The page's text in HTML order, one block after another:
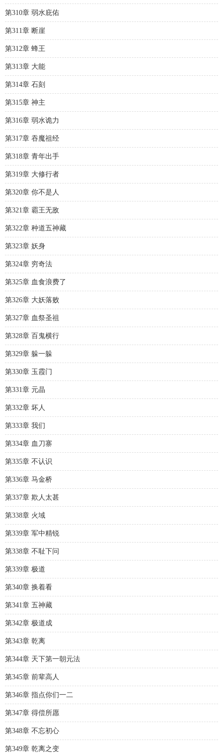
第310章 弱水庇佑
第311章 断崖
第312章 蜂王
第313章 大能
第314章 石刻
第315章 神主
第316章 弱水诡力
第317章 吞魔祖经
第318章 青年出手
第319章 大修行者
第320章 你不是人
第321章 霸王无敌
第322章 种道五神藏
第323章 妖身
第324章 穷奇法
第325章 血食浪费了
第326章 大妖落败
第327章 血祭圣祖
第328章 百鬼横行
第329章 躲一躲
第330章 玉霞门
第331章 元晶
第332章 坏人
第333章 我们
第334章 血刀寨
第335章 不认识
第336章 马金桥
第337章 欺人太甚
第338章 火域
第339章 军中精锐
第338章 不耻下问
第339章 极道
第340章 换着看
第341章 五神藏
第342章 极道成
第343章 乾离
第344章 天下第一朝元法
第345章 前辈高人
第346章 指点你们一二
第347章 得偿所愿
第348章 不忘初心
第349章 乾离之变